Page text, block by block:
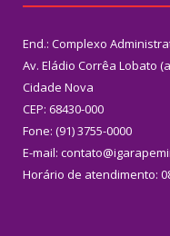
End.: Complexo
Av. Eládio Corrêa Lobato
Cidade Nova
CEP: 68430-000
Fone: (91) 3755-0000
E-mail:
Horário de atendimento: